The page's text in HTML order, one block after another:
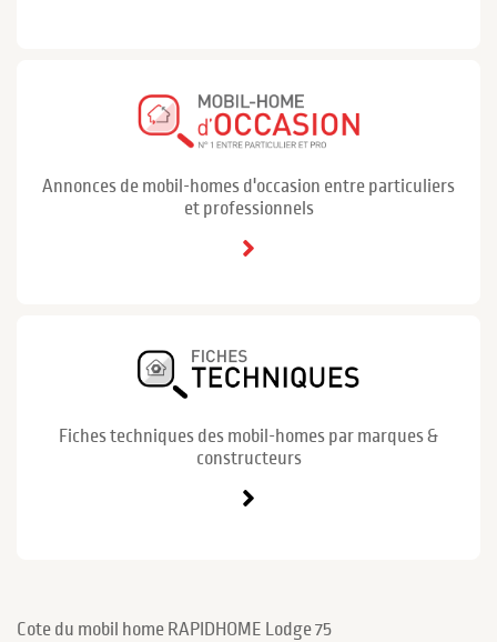
Annonces de mobil-homes d'occasion entre particuliers
et professionnels
Fiches techniques des mobil-homes par marques &
constructeurs
Cote du mobil home RAPIDHOME Lodge 75